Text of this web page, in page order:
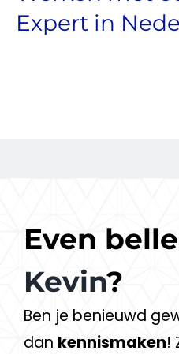
Expert in
Even
Kevin?
Ben je benieuwd
dan kennismaken!